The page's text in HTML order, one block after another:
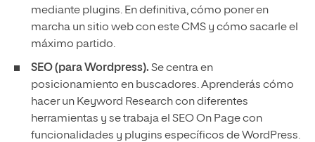
mediante plugins. En definitiva, cómo poner en
marcha un sitio web con este CMS y cómo sacarle el
máximo partido.
SEO (para Wordpress). Se centra en
posicionamiento en buscadores. Aprenderás cómo
hacer un Keyword Research con diferentes
herramientas y se trabaja el SEO On Page con
funcionalidades y plugins específicos de WordPress.